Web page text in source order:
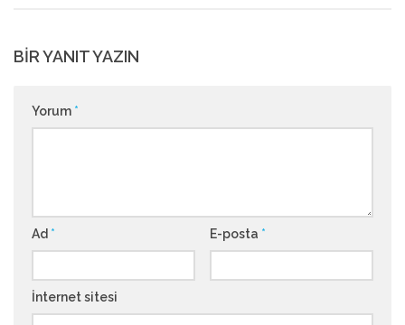
BIR YANIT YAZIN
Yorum *
Ad * E-posta *
İnternet sitesi